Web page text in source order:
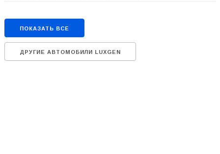
ПОКАЗАТЬ ВСЕ
ДРУГИЕ АВТОМОБИЛИ LUXGEN